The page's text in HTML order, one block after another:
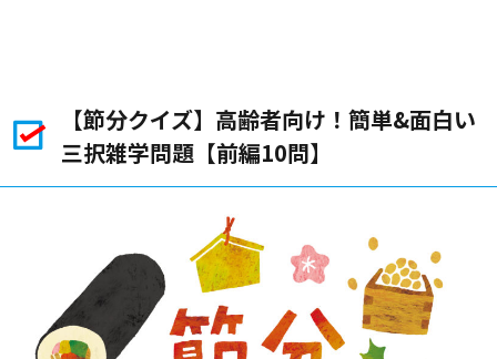
【節分クイズ】高齢者向け！簡単&面白い
三択雑学問題【前編10問】